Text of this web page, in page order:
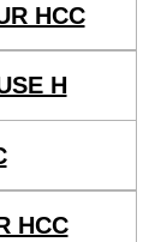
HCC
H
HCC